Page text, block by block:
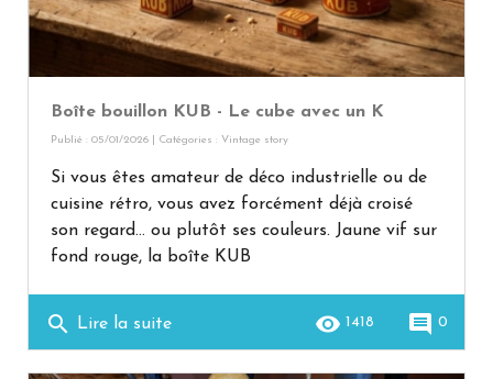
Boîte bouillon KUB - Le cube avec un K
Publié : 05/01/2026 | Catégories : Vintage story
Si vous êtes amateur de déco industrielle ou de
cuisine rétro, vous avez forcément déjà croisé
son regard… ou plutôt ses couleurs. Jaune vif sur
fond rouge, la boîte KUB
search Lire la suite comment 0
remove_red_eye 1418